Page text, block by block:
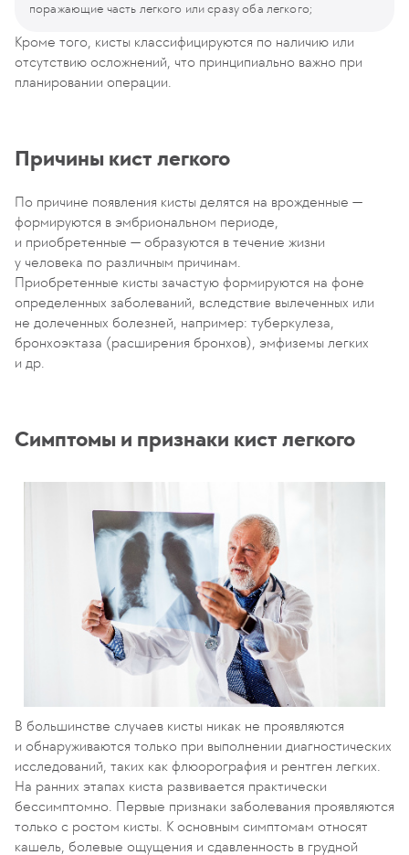
поражающие часть легкого или сразу оба легкого;
Кроме того, кисты классифицируются по наличию или
отсутствию осложнений, что принципиально важно при
планировании операции.
Причины кист легкого
По причине появления кисты делятся на врожденные —
формируются в эмбриональном периоде,
и приобретенные — образуются в течение жизни
у человека по различным причинам.
Приобретенные кисты зачастую формируются на фоне
определенных заболеваний, вследствие вылеченных или
не долеченных болезней, например: туберкулеза,
бронхоэктаза (расширения бронхов), эмфиземы легких
и др.
Симптомы и признаки кист легкого
В большинстве случаев кисты никак не проявляются
и обнаруживаются только при выполнении диагностических
исследований, таких как флюорография и рентген легких.
На ранних этапах киста развивается практически
бессимптомно. Первые признаки заболевания проявляются
только с ростом кисты. К основным симптомам относят
кашель, болевые ощущения и сдавленность в грудной